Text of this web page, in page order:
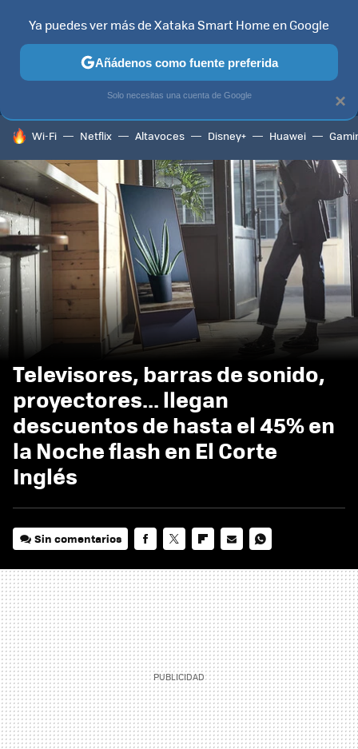
MENÚ NUEVO
CONTENIDOS SMART TV
HOY SE HABLA DE
Wi-Fi Netflix Altavoces Disney+ Huawei
Televisores, barras de sonido,
proyectores... llegan
descuentos de hasta el 45% en
la Noche flash en El Corte
Inglés
Sin comentarios
MAIL
×
Ya puedes ver más de Xataka Smart Home en Google
Añádenos como fuente preferida
Solo necesitas una cuenta de Google